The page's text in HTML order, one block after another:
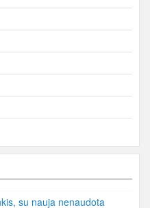
su nauja nenaudota